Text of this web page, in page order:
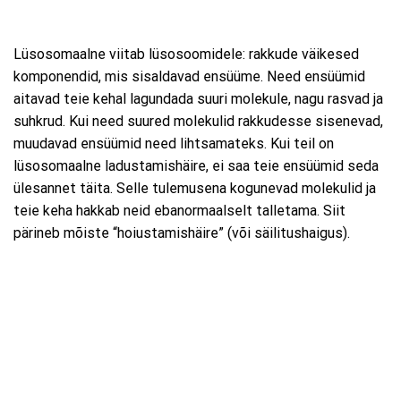
Lüsosomaalne viitab lüsosoomidele: rakkude väikesed
komponendid, mis sisaldavad ensüüme. Need ensüümid
aitavad teie kehal lagundada suuri molekule, nagu rasvad ja
suhkrud. Kui need suured molekulid rakkudesse sisenevad,
muudavad ensüümid need lihtsamateks. Kui teil on
lüsosomaalne ladustamishäire, ei saa teie ensüümid seda
ülesannet täita. Selle tulemusena kogunevad molekulid ja
teie keha hakkab neid ebanormaalselt talletama. Siit
pärineb mõiste “hoiustamishäire” (või säilitushaigus).